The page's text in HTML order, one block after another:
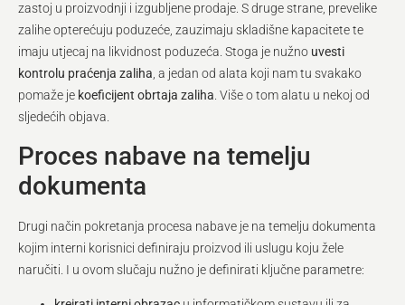
zastoj u proizvodnji i izgubljene prodaje. S druge strane, prevelike
zalihe opterećuju poduzeće, zauzimaju skladišne kapacitete te
imaju utjecaj na likvidnost poduzeća. Stoga je nužno uvesti
kontrolu praćenja zaliha, a jedan od alata koji nam tu svakako
pomaže je koeficijent obrtaja zaliha. Više o tom alatu u nekoj od
sljedećih objava.
Proces nabave na temelju
dokumenta
Drugi način pokretanja procesa nabave je na temelju dokumenta
kojim interni korisnici definiraju proizvod ili uslugu koju žele
naručiti. I u ovom slučaju nužno je definirati ključne parametre: